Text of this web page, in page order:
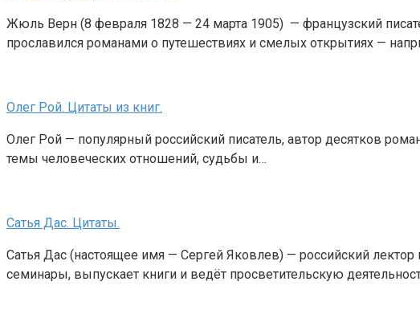
Жюль Верн (8 февраля 1828 — 24 марта 1905) — французский
прославился романами о путешествиях и смелых открытиях —
Олег Рой. Цитаты из книг.
Олег Рой — популярный российский писатель, автор десятков
темы человеческих отношений, судьбы и…
Сатья Дас. Цитаты.
Сатья Дас (настоящее имя — Сергей Яковлев) — российский
семинары, выпускает книги и ведёт просветительскую